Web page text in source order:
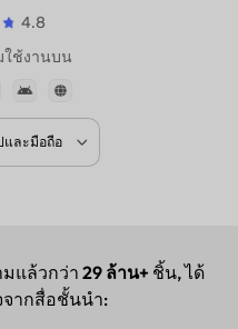
ลื่อนโดย
5000 รายการ
4.8
ร้อมใช้งานบน
มแล้วกว่า 29 ล้าน+ ชิ้น, ได้
จากสื่อชั้นนำ: